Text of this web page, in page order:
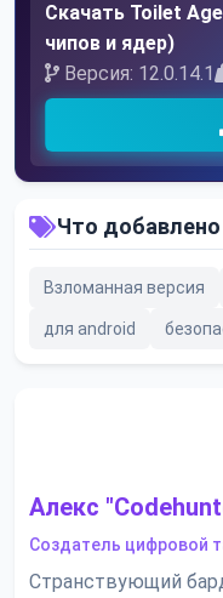
Скачать Toilet
чипов и ядер)
Версия: 12.0.14.1
Что добавлено
Взломанная версия
для android
Алекс
Создатель цифровой
Странствующий